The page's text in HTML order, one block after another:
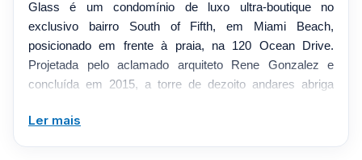
Glass é um condomínio de luxo ultra-boutique no
exclusivo bairro South of Fifth, em Miami Beach,
posicionado em frente à praia, na 120 Ocean Drive.
Projetada pelo aclamado arquiteto Rene Gonzalez e
concluída em 2015, a torre de dezoito andares abriga
inteiro com vistas de 360 ​​graus e paredes de vidro do
Ler mais